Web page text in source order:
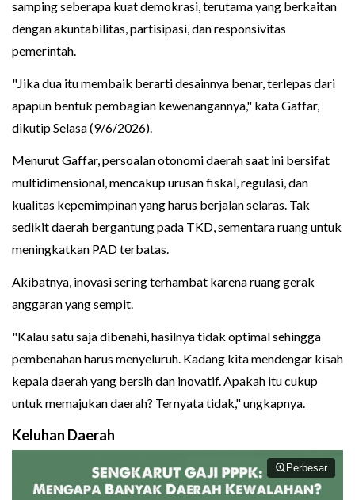
samping seberapa kuat demokrasi, terutama yang berkaitan
dengan akuntabilitas, partisipasi, dan responsivitas
pemerintah.
"Jika dua itu membaik berarti desainnya benar, terlepas dari
apapun bentuk pembagian kewenangannya," kata Gaffar,
dikutip Selasa (9/6/2026).
Menurut Gaffar, persoalan otonomi daerah saat ini bersifat
multidimensional, mencakup urusan fiskal, regulasi, dan
kualitas kepemimpinan yang harus berjalan selaras. Tak
sedikit daerah bergantung pada TKD, sementara ruang untuk
meningkatkan PAD terbatas.
Akibatnya, inovasi sering terhambat karena ruang gerak
anggaran yang sempit.
"Kalau satu saja dibenahi, hasilnya tidak optimal sehingga
pembenahan harus menyeluruh. Kadang kita mendengar kisah
kepala daerah yang bersih dan inovatif. Apakah itu cukup
untuk memajukan daerah? Ternyata tidak," ungkapnya.
Keluhan Daerah
Perbesar